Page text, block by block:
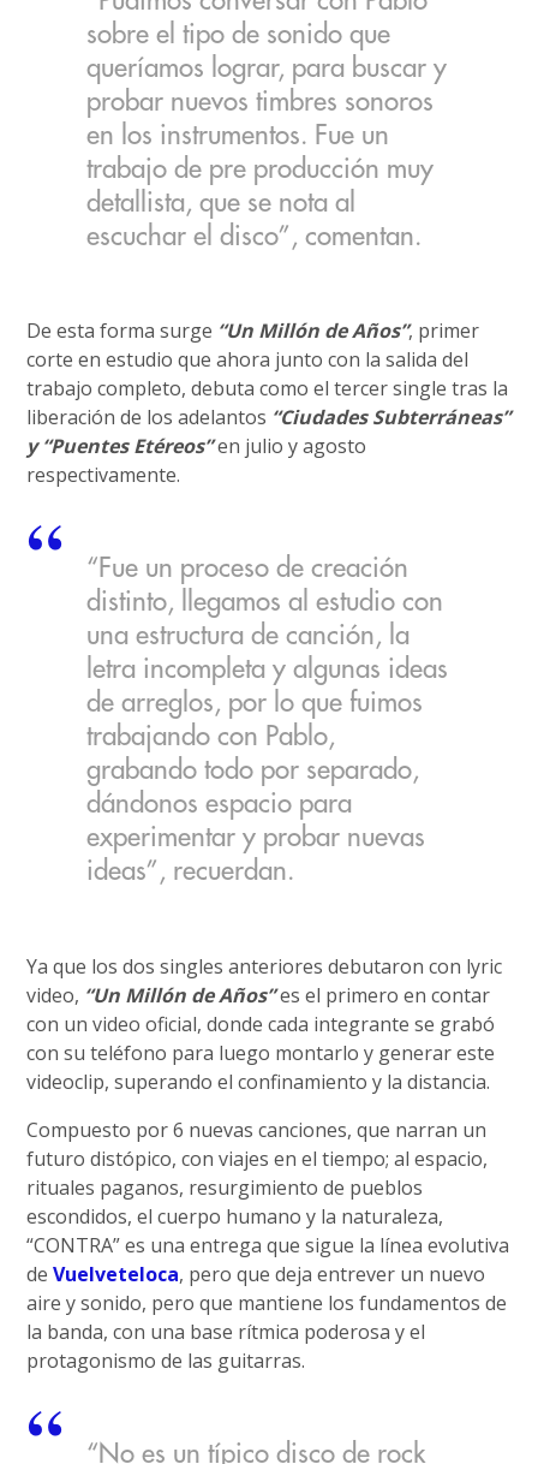
sobre el tipo de sonido que
queríamos lograr, para buscar y
probar nuevos timbres sonoros
en los instrumentos. Fue un
trabajo de pre producción muy
detallista, que se nota al
escuchar el disco”, comentan.
De esta forma surge “Un Millón de Años”, primer
corte en estudio que ahora junto con la salida del
trabajo completo, debuta como el tercer single tras la
liberación de los adelantos “Ciudades Subterráneas”
y “Puentes Etéreos”en julio y agosto
respectivamente.
“Fue un proceso de creación
distinto, llegamos al estudio con
una estructura de canción, la
letra incompleta y algunas ideas
de arreglos, por lo que fuimos
trabajando con Pablo,
grabando todo por separado,
dándonos espacio para
experimentar y probar nuevas
ideas”, recuerdan.
Ya que los dos singles anteriores debutaron con lyric
video, “Un Millón de Años”es el primero en contar
con un video oficial, donde cada integrante se grabó
con su teléfono para luego montarlo y generar este
videoclip, superando el confinamiento y la distancia.
Compuesto por 6 nuevas canciones, que narran un
futuro distópico, con viajes en el tiempo; al espacio,
rituales paganos, resurgimiento de pueblos
escondidos, el cuerpo humano y la naturaleza,
“CONTRA” es una entrega que sigue la línea evolutiva
deVuelveteloca, pero que deja entrever un nuevo
aire y sonido, pero que mantiene los fundamentos de
la banda, con una base rítmica poderosa y el
protagonismo de las guitarras.
“No es un típico disco de rock